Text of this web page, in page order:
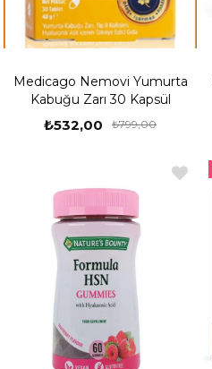
Medicago Nemovi Yumurta
Kabuğu Zarı 30 Kapsül
₺532,00 ₺799,00